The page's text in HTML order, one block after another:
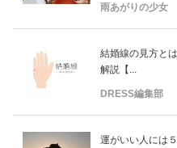
雨あがりの少女
結婚線の見方と
解説【...
DRESS編集部
運がいい人には